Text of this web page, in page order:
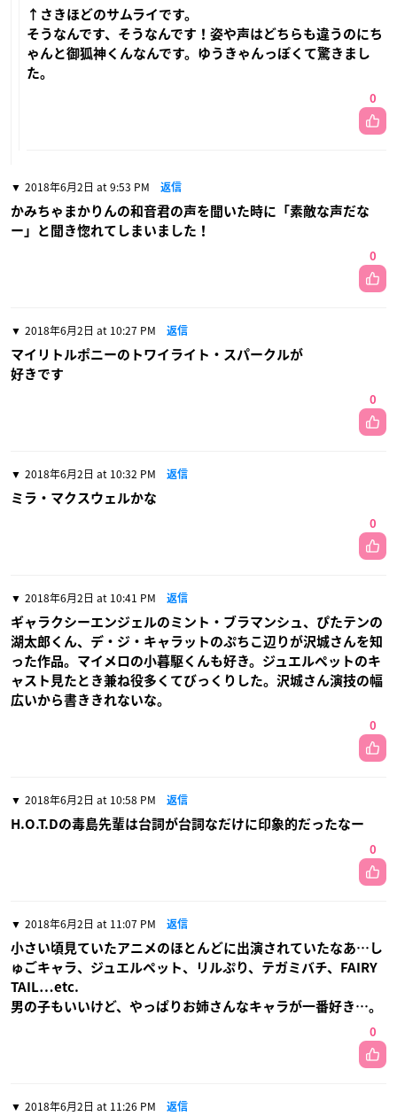
↑さきほどのサムライです。
そうなんです、そうなんです！姿や声はどちらも違うのにち
ゃんと御狐神くんなんです。ゆうきゃんっぽくて驚きまし
た。
0
2018年6月2日 at 9:53 PM 返信
かみちゃまかりんの和音君の声を聞いた時に「素敵な声だな
ー」と聞き惚れてしまいました！
0
2018年6月2日 at 10:27 PM 返信
マイリトルポニーのトワイライト・スパークルが
好きです
0
2018年6月2日 at 10:32 PM 返信
ミラ・マクスウェルかな
0
2018年6月2日 at 10:41 PM 返信
ギャラクシーエンジェルのミント・ブラマンシュ、ぴたテンの
湖太郎くん、デ・ジ・キャラットのぷちこ辺りが沢城さんを知
った作品。マイメロの小暮駆くんも好き。ジュエルペットのキ
ャスト見たとき兼ね役多くてびっくりした。沢城さん演技の幅
広いから書ききれないな。
0
2018年6月2日 at 10:58 PM 返信
H.O.T.Dの毒島先輩は台詞が台詞なだけに印象的だったなー
0
2018年6月2日 at 11:07 PM 返信
小さい頃見ていたアニメのほとんどに出演されていたなあ…し
ゅごキャラ、ジュエルペット、リルぷり、テガミバチ、FAIRY
TAIL…etc.
男の子もいいけど、やっぱりお姉さんなキャラが一番好き…。
0
2018年6月2日 at 11:26 PM 返信